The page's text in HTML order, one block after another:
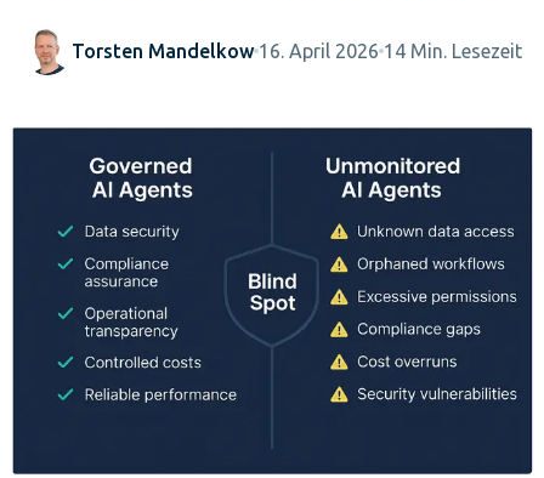
Torsten Mandelkow 16. April 2026 14 Min. Lesezeit